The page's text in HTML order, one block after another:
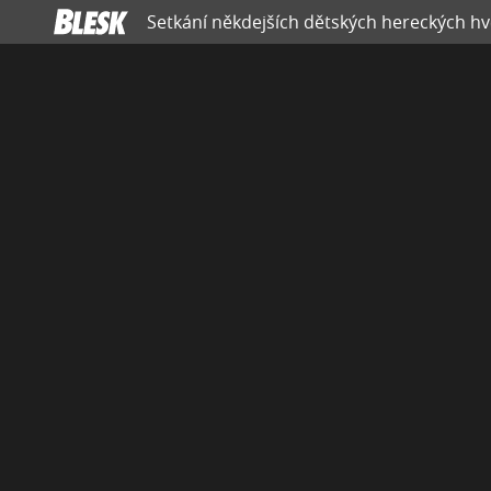
Setkání někdejších dětských hereckých